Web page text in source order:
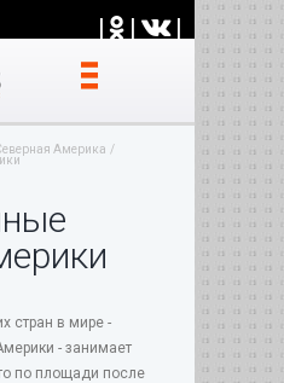
| | |
Америка
стран в мире -
- занимает
по площади после